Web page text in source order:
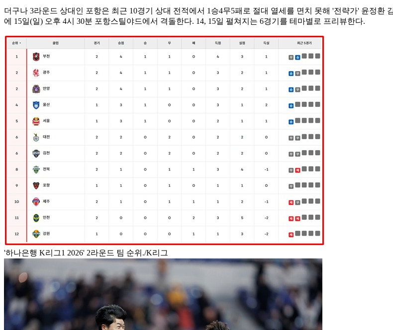
더구나 3라운드 상대인 포항은 최근 10경기 상대 전적에서 1승4무5패로 절대 열세를 면치 못해 '전략가' 윤정환
에 15일(일) 오후 4시 30분 포항스틸야드에서 격돌한다. 14, 15일 펼쳐지는 6경기를 테마별로 프리뷰한다.
'하나은행 K리그1 2026' 2라운드 팀 순위./K리그